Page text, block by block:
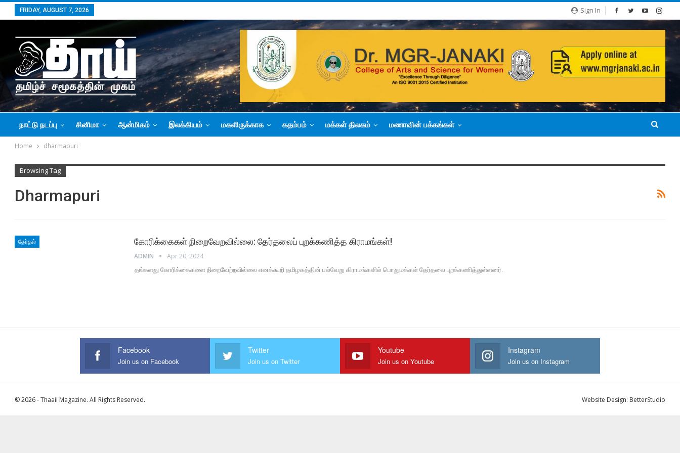
Sign In
FRIDAY, AUGUST 7, 2026
நாட்டு நடப்பு சினிமா ஆன்மிகம் இலக்கியம் மகளிருக்காக கதம்பம் மக்கள் திலகம் மணாவின் பக்கங்கள்
Home dharmapuri
Browsing Tag
Dharmapuri
தேர்தல் கோரிக்கைகள் நிறைவேறவில்லை: தேர்தலைப் புறக்கணித்த கிராமங்கள்!
ADMIN Apr 20, 2024
தங்களது கோரிக்கைகளை நிறைவேற்றவில்லை எனக்கூறி தமிழகத்தின் பல்வேறு கிராமங்களில் பொதுமக்கள் தேர்தலை புறக்கணித்துள்ளனர்.
Facebook
Join us on Facebook
Twitter
Join us on Twitter
Youtube
Join us on Youtube
Instagram
Join us on Instagram
© 2026 - Thaaii Magazine. All Rights Reserved. Website Design: BetterStudio